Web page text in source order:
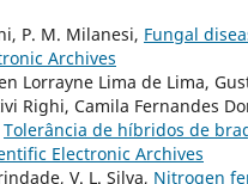
P. M. Milanesi, Fungal
Archives
Lorrayne Lima de Lima,
Righi, Camila Fernandes
Tolerância de híbridos de
Electronic Archives
V. L. Silva, Nitrogen